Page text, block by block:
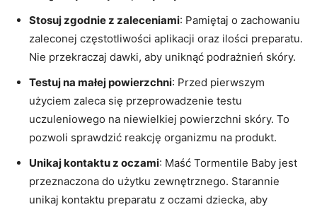
Stosuj zgodnie z zaleceniami: Pamiętaj o zachowaniu
zaleconej częstotliwości aplikacji oraz ilości preparatu.
Nie przekraczaj dawki, aby uniknąć podrażnień skóry.
Testuj na małej powierzchni: Przed pierwszym
użyciem zaleca się przeprowadzenie testu
uczuleniowego na niewielkiej powierzchni skóry. To
pozwoli sprawdzić reakcję organizmu na produkt.
Unikaj kontaktu z oczami: Maść Tormentile Baby jest
przeznaczona do użytku zewnętrznego. Starannie
unikaj kontaktu preparatu z oczami dziecka, aby